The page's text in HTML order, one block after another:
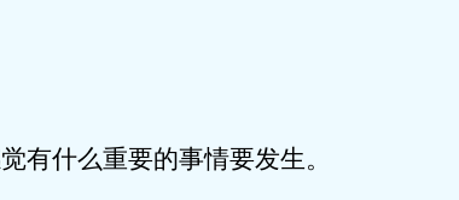
有什么重要的事情要发生。